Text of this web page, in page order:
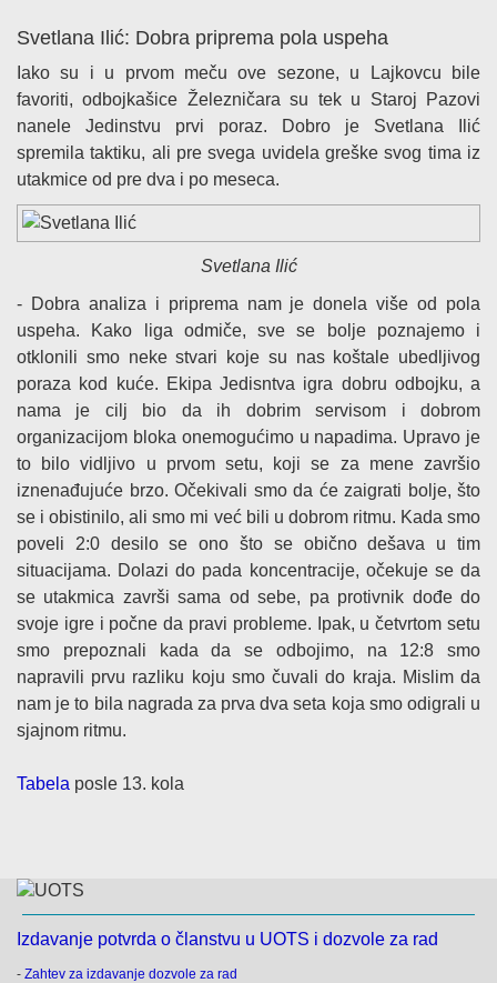
Svetlana Ilić: Dobra priprema pola uspeha
Iako su i u prvom meču ove sezone, u Lajkovcu bile
favoriti, odbojkašice Železničara su tek u Staroj Pazovi
nanele Jedinstvu prvi poraz. Dobro je Svetlana Ilić
spremila taktiku, ali pre svega uvidela greške svog tima iz
utakmice od pre dva i po meseca.
Svetlana Ilić
- Dobra analiza i priprema nam je donela više od pola
uspeha. Kako liga odmiče, sve se bolje poznajemo i
otklonili smo neke stvari koje su nas koštale ubedljivog
poraza kod kuće. Ekipa Jedisntva igra dobru odbojku, a
nama je cilj bio da ih dobrim servisom i dobrom
organizacijom bloka onemogućimo u napadima. Upravo je
to bilo vidljivo u prvom setu, koji se za mene završio
iznenađujuće brzo. Očekivali smo da će zaigrati bolje, što
se i obistinilo, ali smo mi već bili u dobrom ritmu. Kada smo
poveli 2:0 desilo se ono što se obično dešava u tim
situacijama. Dolazi do pada koncentracije, očekuje se da
se utakmica završi sama od sebe, pa protivnik dođe do
svoje igre i počne da pravi probleme. Ipak, u četvrtom setu
smo prepoznali kada da se odbojimo, na 12:8 smo
napravili prvu razliku koju smo čuvali do kraja. Mislim da
nam je to bila nagrada za prva dva seta koja smo odigrali u
sjajnom ritmu.
Tabela posle 13. kola
Izdavanje potvrda o članstvu u UOTS i dozvole za rad
- Zahtev za izdavanje dozvole za rad